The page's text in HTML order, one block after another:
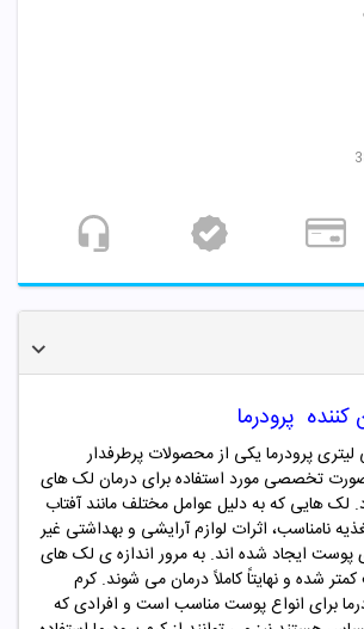
پرودرما
لک 20 میلی لیتری پرودرما یکی از محصولات پرطرفدار
تخصصی مورد استفاده برای درمان لک های
لک هایی که به دلیل عوامل مختلف مانند آفتاب
نامناسب، اثرات لوازم آرایشی و بهداشتی غیر
پوست ایجاد شده اند. به مرور اندازه ی لک های
شده و نهایتاً کاملاً درمان می شوند. کرم
برای انواع پوست مناسب است و افرادی که